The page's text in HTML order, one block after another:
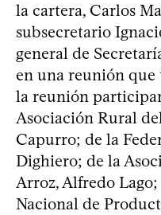
la cartera, Carlos
subsecretario
general de
en una reunión que
la reunión
Asociación Rural
Capurro; de la
Dighiero; de la
Arroz, Alfredo
Nacional de